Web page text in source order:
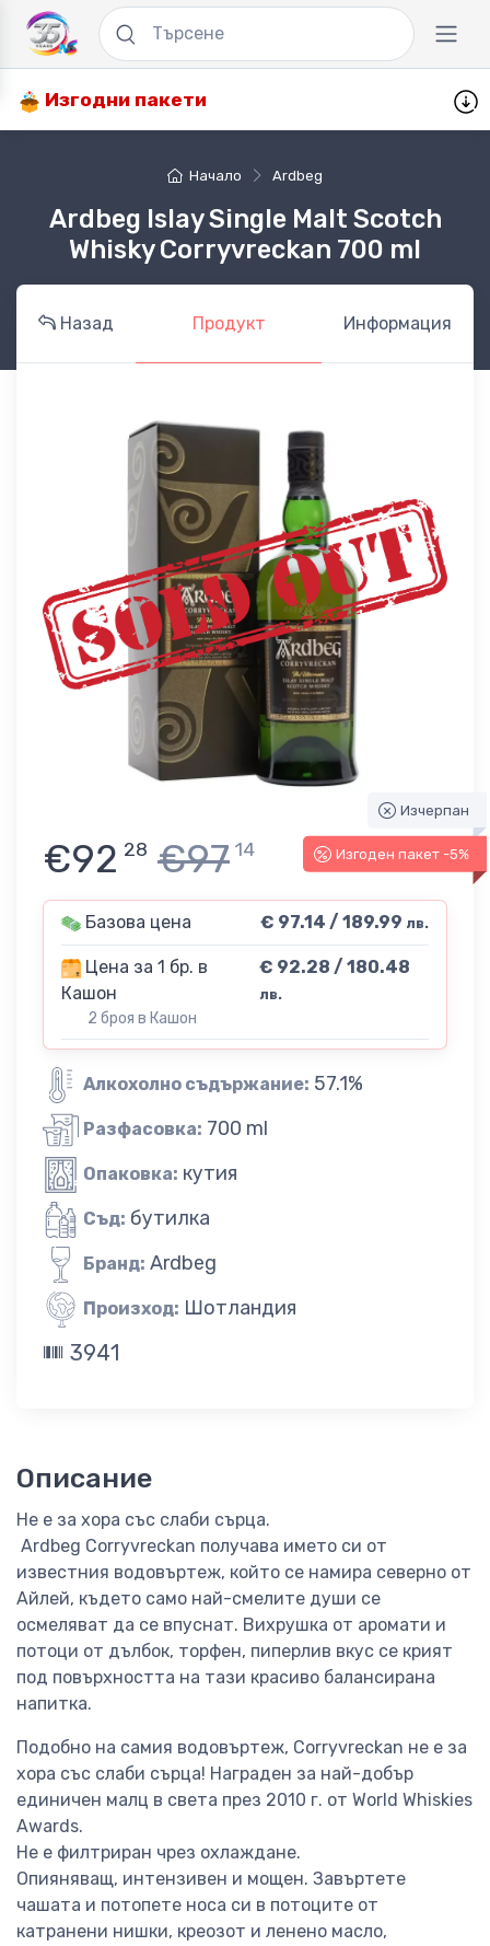
Изгодни пакети
Начало Ardbeg
Ardbeg Islay Single Malt Scotch
Whisky Corryvreckan 700 ml
Назад Продукт Информация
Изчерпан
Изгоден пакет -5%
€92 28 €97 14
Базова цена € 97.14 / 189.99 лв.
Цена за 1 бр. в
Кашон
2 броя в Кашон
€ 92.28 / 180.48
лв.
Алкохолно съдържание: 57.1%
Разфасовка: 700 ml
Опаковка: кутия
Съд: бутилка
Бранд: Ardbeg
Произход: Шотландия
3941
Описание
Не е за хора със слаби сърца.
Ardbeg Corryvreckan получава името си от
известния водовъртеж, който се намира северно от
Айлей, където само най-смелите души се
осмеляват да се впуснат. Вихрушка от аромати и
потоци от дълбок, торфен, пиперлив вкус се крият
под повърхността на тази красиво балансирана
напитка.
Подобно на самия водовъртеж, Corryvreckan не е за
хора със слаби сърца! Награден за най-добър
единичен малц в света през 2010 г. от World Whiskies
Awards.
Не е филтриран чрез охлаждане.
Опияняващ, интензивен и мощен. Завъртете
чашата и потопете носа си в потоците от
катранени нишки, креозот и ленено масло,